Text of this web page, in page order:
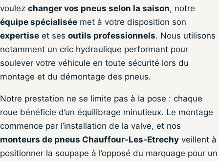
voulez changer vos pneus selon la saison, notre
équipe spécialisée met à votre disposition son
expertise et ses outils professionnels. Nous utilisons
notamment un cric hydraulique performant pour
soulever votre véhicule en toute sécurité lors du
montage et du démontage des pneus.
Notre prestation ne se limite pas à la pose : chaque
roue bénéficie d’un équilibrage minutieux. Le montage
commence par l’installation de la valve, et nos
monteurs de pneus Chauffour-Les-Etrechy veillent à
positionner la soupape à l’opposé du marquage pour un